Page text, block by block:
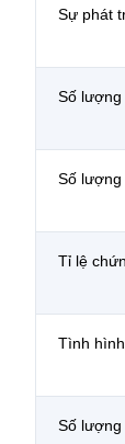
Sự phát
Số lượng
Số lượng
Tỉ lệ
Tình
Số lượng